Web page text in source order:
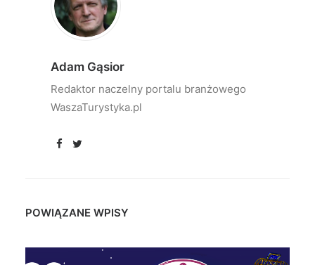
Adam Gąsior
Redaktor naczelny portalu branżowego
WaszaTurystyka.pl
POWIĄZANE WPISY